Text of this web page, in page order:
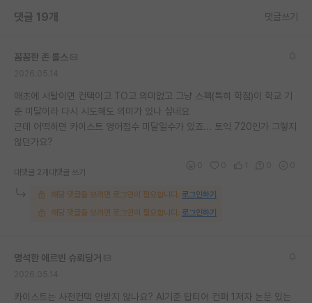
장학금/장학생 게시판
커리어
유학교육
반도체 아카데미
재팬라운지 🌸
댓글 19개 댓글쓰기
꼼꼼한 존 롤스
애초에 서탈이면 컨택이고 TO고 의미없고 그냥 스펙(특히 학점)이 학교 기
준 미달이라 다시 시도해도 의미가 있나 싶네요
근데 어떡하면 카이스트 영어점수 미달일수가 있죠... 토익 720인가 그렇지
않던가요?
대댓글 2개 대댓글 쓰기
해당 댓글을 보려면 로그인이 필요합니다. 로그인하기
해당 댓글을 보려면 로그인이 필요합니다. 로그인하기
명석한 에르빈 슈뢰딩거
카이스트는 사전컨택 안받지 않나요? AI기준 탑티어 컨퍼 1저자 논문 있는